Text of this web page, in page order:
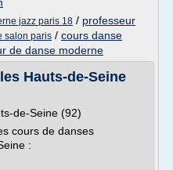
jazz paris 18 / professeur
salon paris / cours danse
de danse moderne
Hauts-de-Seine
de-Seine (92)
cours de danses
: